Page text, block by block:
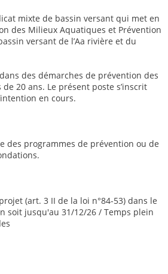
mixte de bassin versant qui met en
des Milieux Aquatiques et Prévention
versant de l’Aa rivière et du
des démarches de prévention des
20 ans. Le présent poste s’inscrit
en cours.
des programmes de prévention ou de
(art. 3 II de la loi n°84-53) dans le
soit jusqu'au 31/12/26 / Temps plein